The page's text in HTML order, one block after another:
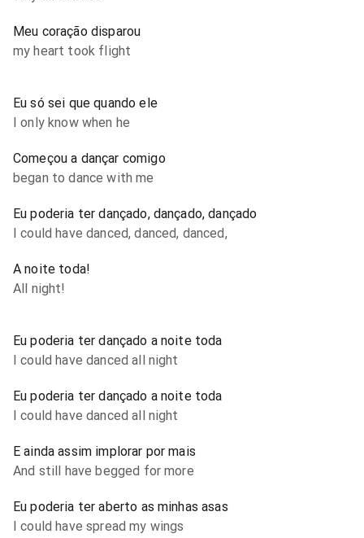
Meu coração disparou
my heart took flight
Eu só sei que quando ele
I only know when he
Começou a dançar comigo
began to dance with me
Eu poderia ter dançado, dançado, dançado
I could have danced, danced, danced,
A noite toda!
All night!
Eu poderia ter dançado a noite toda
I could have danced all night
Eu poderia ter dançado a noite toda
I could have danced all night
E ainda assim implorar por mais
And still have begged for more
Eu poderia ter aberto as minhas asas
I could have spread my wings